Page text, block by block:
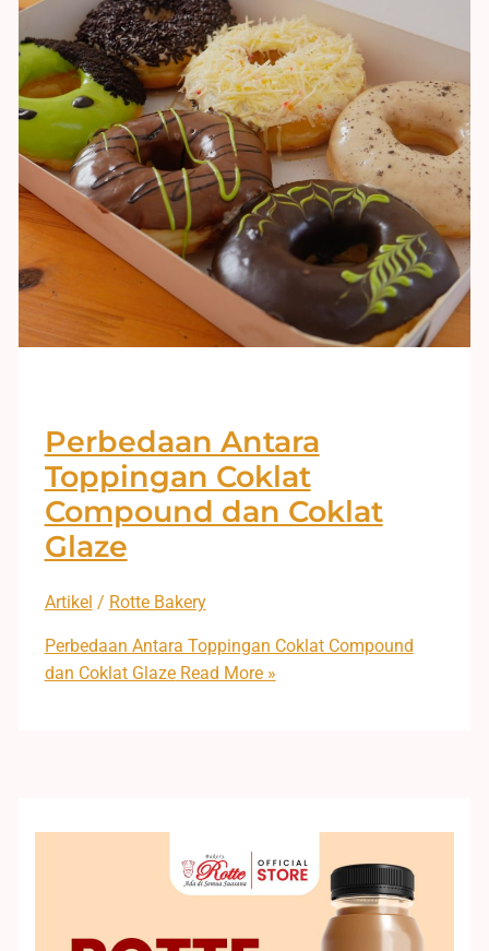
Perbedaan Antara
Toppingan Coklat
Compound dan Coklat
Glaze
Artikel / Rotte Bakery
Perbedaan Antara Toppingan Coklat Compound
dan Coklat GlazeRead More »